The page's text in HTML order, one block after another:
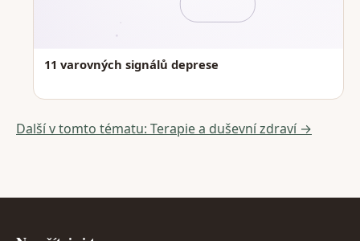
11 varovných signálů deprese
Další v tomto tématu: Terapie a duševní zdraví →